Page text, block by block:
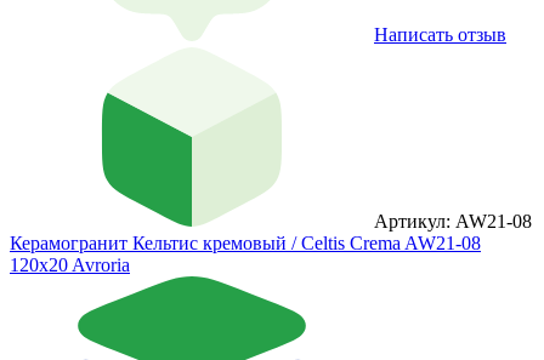
Написать отзыв
Артикул: AW21-08
Керамогранит Кельтис кремовый / Celtis Crema AW21-08
120x20 Avroria